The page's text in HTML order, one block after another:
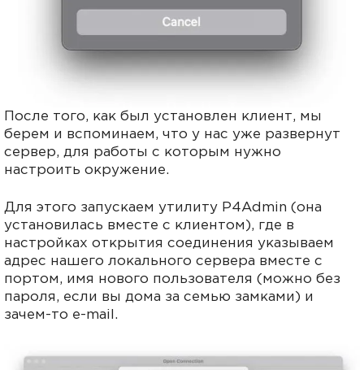
После того, как был установлен клиент, мы
берем и вспоминаем, что у нас уже развернут
сервер, для работы с которым нужно
настроить окружение.
Для этого запускаем утилиту P4Admin (она
установилась вместе с клиентом), где в
настройках открытия соединения указываем
адрес нашего локального сервера вместе с
портом, имя нового пользователя (можно без
пароля, если вы дома за семью замками) и
зачем-то e-mail.